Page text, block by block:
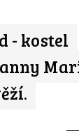
- kostel